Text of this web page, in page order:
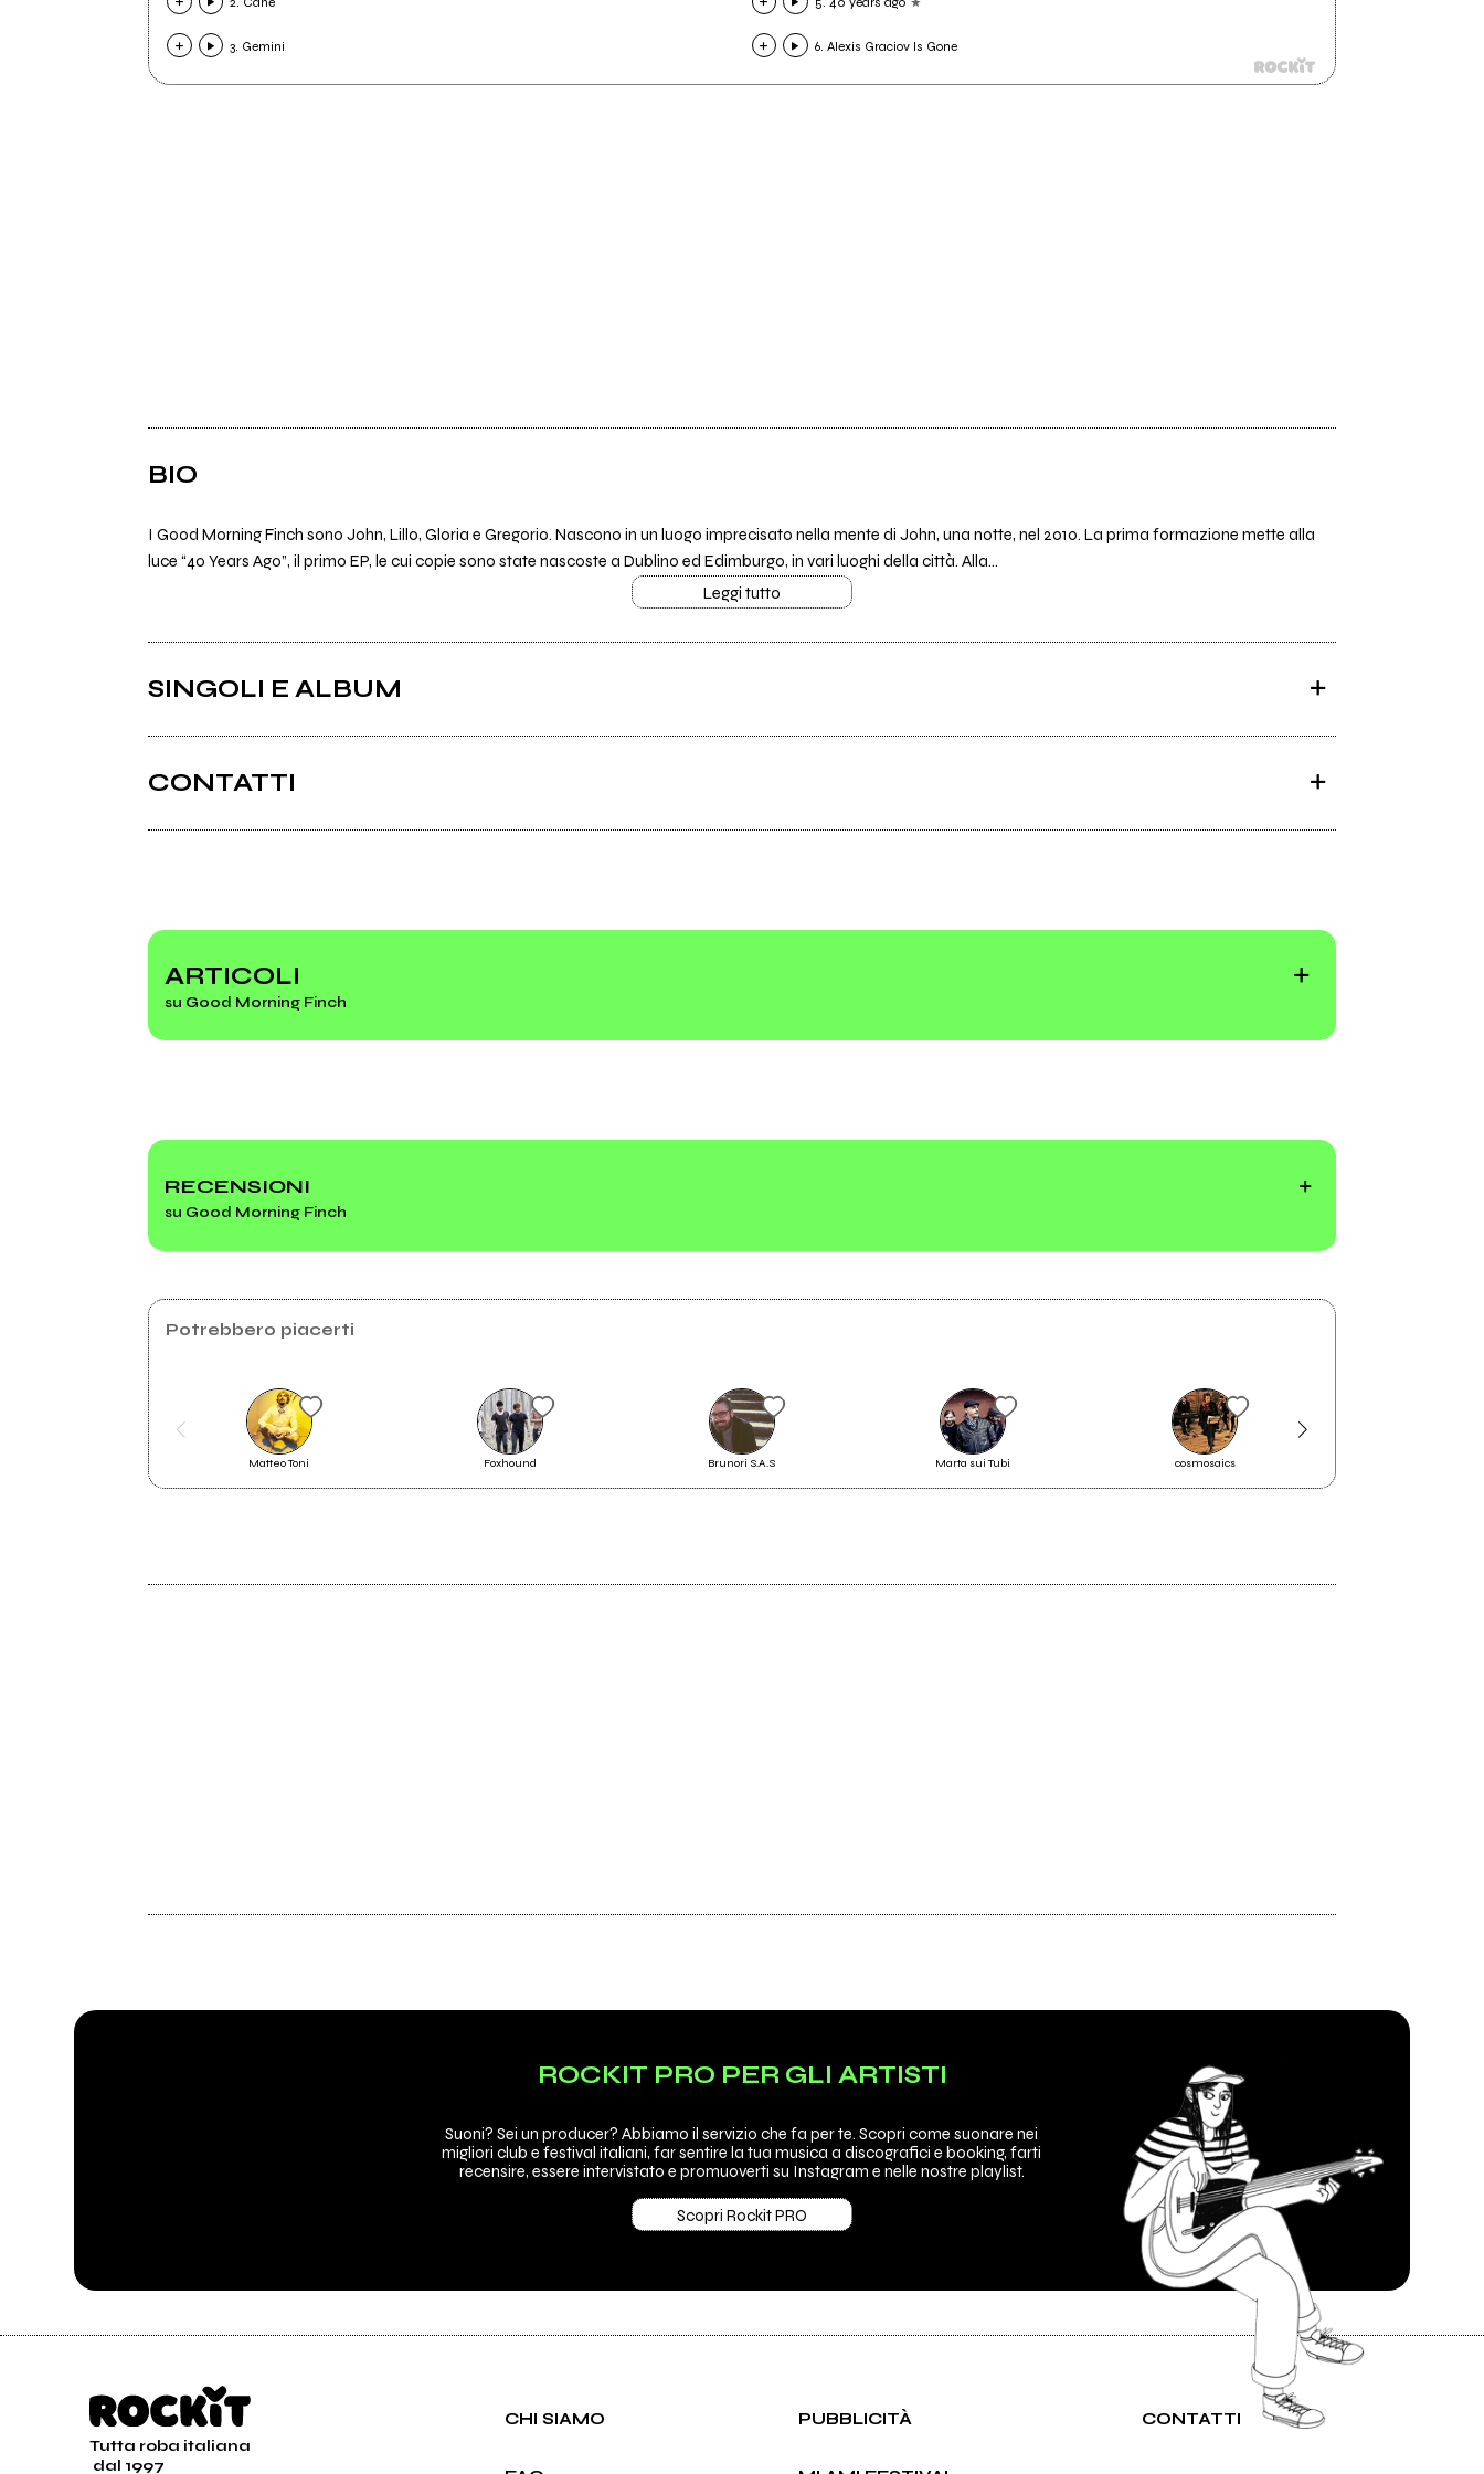
3. Gemini 6. Alexis Graciov Is Gone
BIO
I Good Morning Finch sono John, Lillo, Gloria e Gregorio. Nascono in un luogo imprecisato nella mente di John, una notte, nel 2010. La prima formazione mette alla
luce “40 Years Ago”, il primo EP, le cui copie sono state nascoste a Dublino ed Edimburgo, in vari luoghi della città. Alla...
Leggi tutto
SINGOLI E ALBUM
2015
Gemini
CONTATTI
Scrivi all'utente che amministra la pagina.
ARTICOLI
su Good Morning Finch
Italogaze, o della rinascita dello
shoegaze italiano
Smista CD, tre album belli da
ascoltare sotto la pioggia
RECENSIONI
su Good Morning Finch
Potrebbero piacerti
Matteo Toni Foxhound Brunori S.A.S Marta sui Tubi cosmosaics
ROCKIT PRO PER GLI ARTISTI
Suoni? Sei un producer? Abbiamo il servizio che fa per te. Scopri come suonare nei
migliori club e festival italiani, far sentire la tua musica a discografici e booking, farti
recensire, essere intervistato e promuoverti su Instagram e nelle nostre playlist.
Scopri Rockit PRO
Tutta roba italiana
dal 1997
CHI SIAMO PUBBLICITÀ CONTATTI